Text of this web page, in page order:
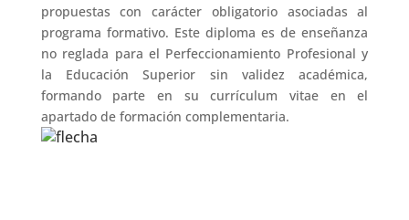
propuestas con carácter obligatorio asociadas al
programa formativo. Este diploma es de enseñanza
no reglada para el Perfeccionamiento Profesional y
la Educación Superior sin validez académica,
formando parte en su currículum vitae en el
apartado de formación complementaria.